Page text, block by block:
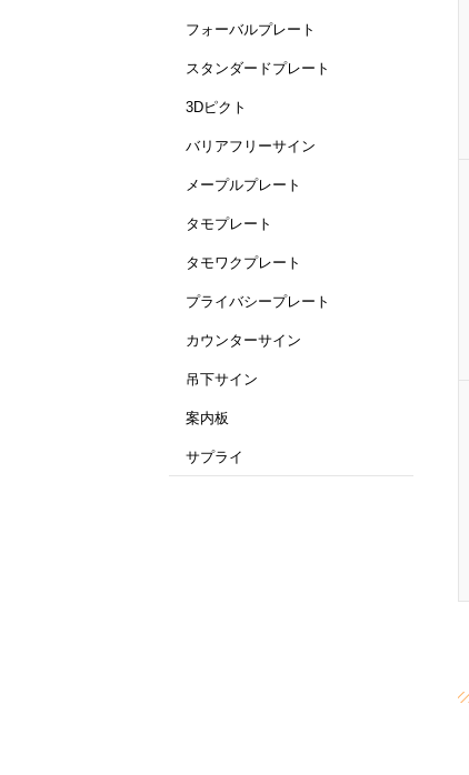
フォーバルプレート
スタンダードプレート
3Dピクト
バリアフリーサイン
メープルプレート
タモプレート
タモワクプレート
プライバシープレート
カウンターサイン
吊下サイン
案内板
サプライ